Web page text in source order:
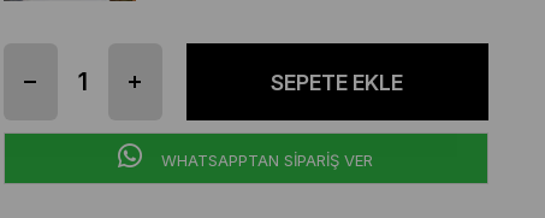
WHATSAPPTAN SİPARİŞ VER